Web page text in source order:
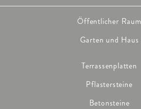
Öffentlicher Raum
Garten und Haus
Terrassenplatten
Pflastersteine
Betonsteine